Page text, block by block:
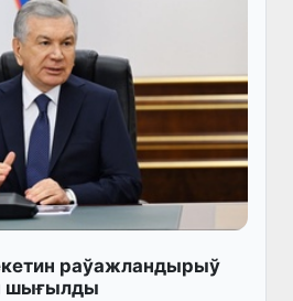
раўажландырыў
шығылды